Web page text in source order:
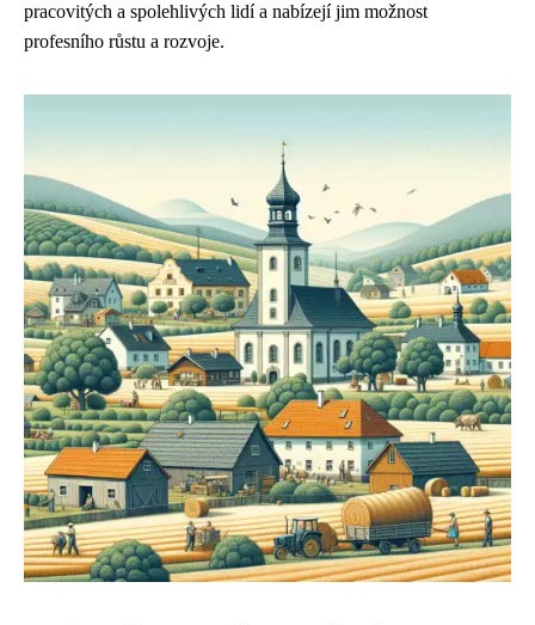
pracovitých a spolehlivých lidí a nabízejí jim možnost
profesního růstu a rozvoje.